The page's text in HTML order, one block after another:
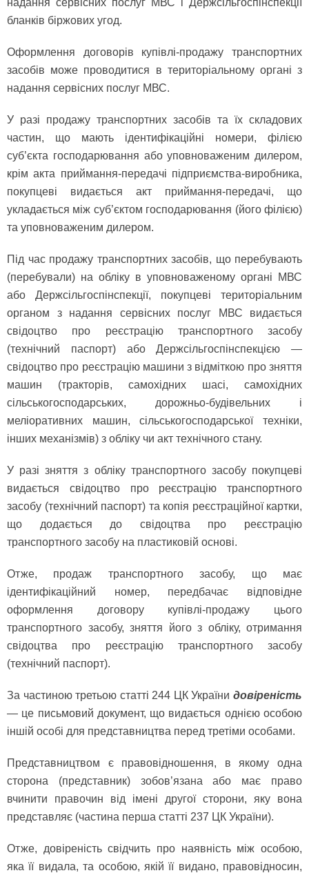
надання сервісних послуг МВС і Держсільгоспінспекції
бланків біржових угод.
Оформлення договорів купівлі-продажу транспортних
засобів може проводитися в територіальному органі з
надання сервісних послуг МВС.
У разі продажу транспортних засобів та їх складових
частин, що мають ідентифікаційні номери, філією
суб’єкта господарювання або уповноваженим дилером,
крім акта приймання-передачі підприємства-виробника,
покупцеві видається акт приймання-передачі, що
укладається між суб’єктом господарювання (його філією)
та уповноваженим дилером.
Під час продажу транспортних засобів, що перебувають
(перебували) на обліку в уповноваженому органі МВС
або Держсільгоспінспекції, покупцеві територіальним
органом з надання сервісних послуг МВС видається
свідоцтво про реєстрацію транспортного засобу
(технічний паспорт) або Держсільгоспінспекцією —
свідоцтво про реєстрацію машини з відміткою про зняття
машин (тракторів, самохідних шасі, самохідних
сільськогосподарських, дорожньо-будівельних і
меліоративних машин, сільськогосподарської техніки,
інших механізмів) з обліку чи акт технічного стану.
У разі зняття з обліку транспортного засобу покупцеві
видається свідоцтво про реєстрацію транспортного
засобу (технічний паспорт) та копія реєстраційної картки,
що додається до свідоцтва про реєстрацію
транспортного засобу на пластиковій основі.
Отже, продаж транспортного засобу, що має
ідентифікаційний номер, передбачає відповідне
оформлення договору купівлі-продажу цього
транспортного засобу, зняття його з обліку, отримання
свідоцтва про реєстрацію транспортного засобу
(технічний паспорт).
За частиною третьою статті 244 ЦК України довіреність
— це письмовий документ, що видається однією особою
іншій особі для представництва перед третіми особами.
Представництвом є правовідношення, в якому одна
сторона (представник) зобов’язана або має право
вчинити правочин від імені другої сторони, яку вона
представляє (частина перша статті 237 ЦК України).
Отже, довіреність свідчить про наявність між особою,
яка її видала, та особою, якій її видано, правовідносин,